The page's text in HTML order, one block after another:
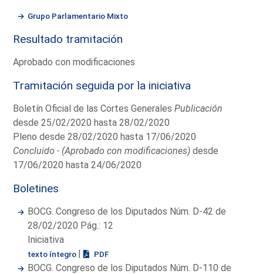
Grupo Parlamentario Mixto
Resultado tramitación
Aprobado con modificaciones
Tramitación seguida por la iniciativa
Boletín Oficial de las Cortes GeneralesPublicación
desde 25/02/2020 hasta 28/02/2020
Pleno desde 28/02/2020 hasta 17/06/2020
Concluido - (Aprobado con modificaciones) desde
17/06/2020 hasta 24/06/2020
Boletines
BOCG. Congreso de los Diputados Núm. D-42 de
28/02/2020 Pág.: 12
Iniciativa
texto íntegro | PDF
BOCG. Congreso de los Diputados Núm. D-110 de